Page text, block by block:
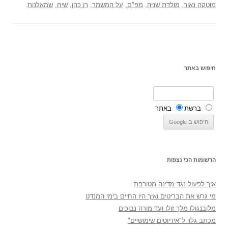
מוטקה נאור מולדת שניה מפ"ם על המשמר רן כהן שיח שמאלנות
חיפוש באתר
ברשת באתר
הרשומות הכי נצפות
איך לפעול נגד מדינה מטורפת
מי גרש את הבריטים ואיך היו החיים בימי המנדט
מלובנגולו מלך זולו ועד מורה נבוכים
מכתב גלוי ל"אידיוטים שימושיים"